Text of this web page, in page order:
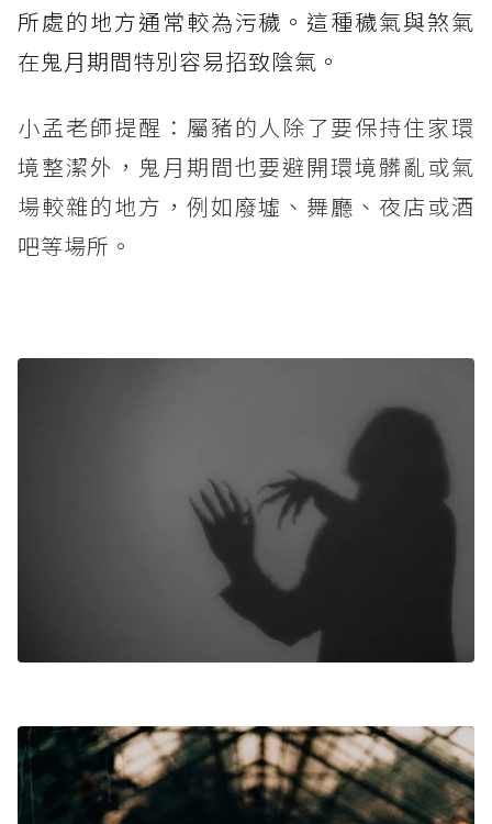
所處的地方通常較為污穢。這種穢氣與煞氣
在鬼月期間特別容易招致陰氣。
小孟老師提醒：屬豬的人除了要保持住家環
境整潔外，鬼月期間也要避開環境髒亂或氣
場較雜的地方，例如廢墟、舞廳、夜店或酒
吧等場所。